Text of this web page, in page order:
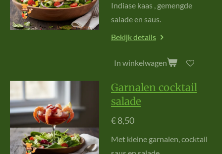
Indiase kaas , gemengde
saladeen saus.
Bekijk details
In winkelwagen
Garnalen cocktail
salade
€ 8,50
Met kleine garnalen, cocktail